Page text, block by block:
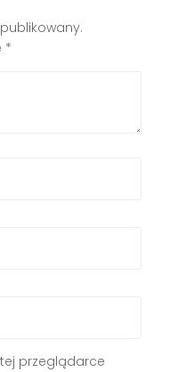
*
przeglądarce